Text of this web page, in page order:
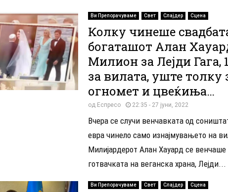
Ви Препорачуваме Свет Слајдер Сцена
Колку чинеше
богаташот Алан
Милион за Лејди Гага,
за вилата, уште толку
огномет и цвеќиња…
од Еспресо 22:35 - 27 јуни, 2022
Вчера се случи венчавката од
евра чинело само изнајмувањето на
Милијардерот Алан Хауард се венчаше
готвачката на веганска храна, Лејди...
Ви Препорачуваме Свет Слајдер Сцена